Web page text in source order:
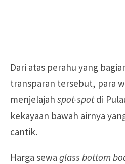
Dari atas perahu yang
transparan tersebut, para
menjelajah spot-spotdi
kekayaan bawah airnya
cantik.
Harga sewa glass bottom